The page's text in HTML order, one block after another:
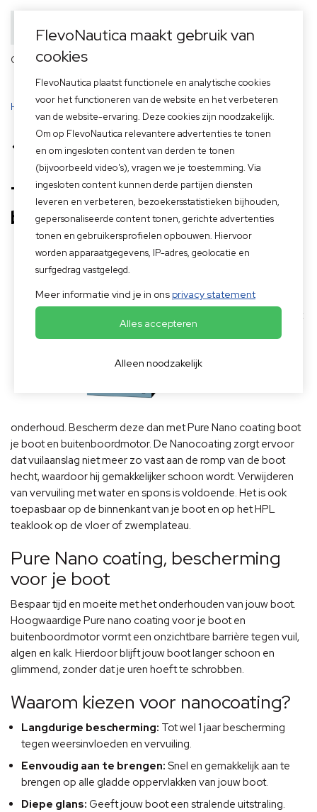
Officieel dealer van
Home >Tips: Pure Nano coating voor je boot en buitenboordmotor
Terug naar overzicht
Tips: Pure Nano coating voor je
boot en buitenboordmotor
maar
onderhoud. Bescherm deze dan met Pure Nano coating boot
je boot en buitenboordmotor. De Nanocoating zorgt ervoor
dat vuilaanslag niet meer zo vast aan de romp van de boot
hecht, waardoor hij gemakkelijker schoon wordt. Verwijderen
van vervuiling met water en spons is voldoende. Het is ook
toepasbaar op de binnenkant van je boot en op het HPL
teaklook op de vloer of zwemplateau.
Pure Nano coating, bescherming
voor je boot
Bespaar tijd en moeite met het onderhouden van jouw boot.
Hoogwaardige Pure nano coating voor je boot en
buitenboordmotor vormt een onzichtbare barrière tegen vuil,
algen en kalk. Hierdoor blijft jouw boot langer schoon en
glimmend, zonder dat je uren hoeft te schrobben.
Waarom kiezen voor nanocoating?
Langdurige bescherming: Tot wel 1 jaar bescherming
tegen weersinvloeden en vervuiling.
Eenvoudig aan te brengen: Snel en gemakkelijk aan te
brengen op alle gladde oppervlakken van jouw boot.
Diepe glans: Geeft jouw boot een stralende uitstraling.
FlevoNautica maakt gebruik van
cookies
FlevoNautica plaatst functionele en analytische cookies
voor het functioneren van de website en het verbeteren
van de website-ervaring. Deze cookies zijn noodzakelijk.
Om op FlevoNautica relevantere advertenties te tonen
en om ingesloten content van derden te tonen
(bijvoorbeeld video's), vragen we je toestemming. Via
ingesloten content kunnen derde partijen diensten
leveren en verbeteren, bezoekersstatistieken bijhouden,
gepersonaliseerde content tonen, gerichte advertenties
tonen en gebruikersprofielen opbouwen. Hiervoor
worden apparaatgegevens, IP-adres, geolocatie en
surfgedrag vastgelegd.
Meer informatie vind je in ons privacy statement
Alles accepteren
Alleen noodzakelijk